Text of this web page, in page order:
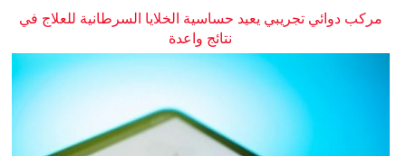
مركب دوائي تجريبي يعيد حساسية الخلايا السرطانية للعلاج في
نتائج واعدة